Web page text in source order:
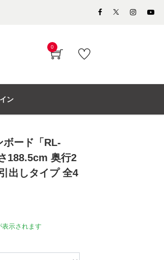
0
ン
ード「RL-
188.5cm 奥行2
出しタイプ 全4
示されます